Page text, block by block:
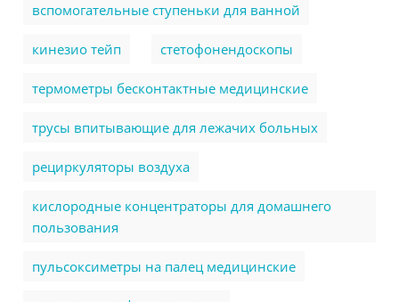
вспомогательные ступеньки для ванной
кинезио тейп стетофонендоскопы
термометры бесконтактные медицинские
трусы впитывающие для лежачих больных
рециркуляторы воздуха
кислородные концентраторы для домашнего
пользования
пульсоксиметры на палец медицинские